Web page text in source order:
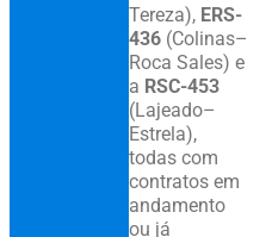
Tereza), ERS-
436(Colinas–
Roca Sales) e
a RSC-453
(Lajeado–
Estrela),
todas com
contratos em
andamento
ou já